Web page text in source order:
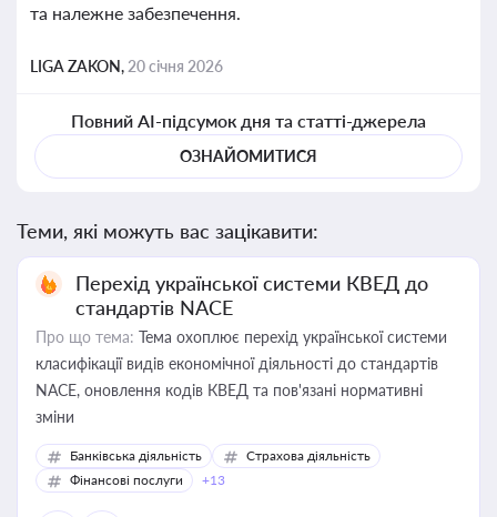
та належне забезпечення.
LIGA ZAKON, 20 січня 2026
Повний AI-підсумок дня та статті-джерела
ОЗНАЙОМИТИСЯ
Теми, які можуть вас зацікавити:
Перехід української системи КВЕД до
стандартів NACE
Про що тема: Тема охоплює перехід української системи
класифікації видів економічної діяльності до стандартів
NACE, оновлення кодів КВЕД та пов'язані нормативні
зміни
Банківська діяльність
Страхова діяльність
Фінансові послуги
+13